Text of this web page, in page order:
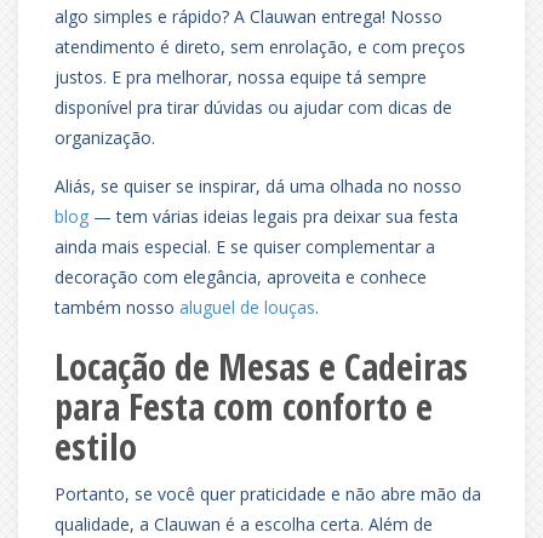
algo simples e rápido? A Clauwan entrega! Nosso
atendimento é direto, sem enrolação, e com preços
justos. E pra melhorar, nossa equipe tá sempre
disponível pra tirar dúvidas ou ajudar com dicas de
organização.
Aliás, se quiser se inspirar, dá uma olhada no nosso
blog — tem várias ideias legais pra deixar sua festa
ainda mais especial. E se quiser complementar a
decoração com elegância, aproveita e conhece
também nosso aluguel de louças.
Locação de Mesas e Cadeiras
para Festa com conforto e
estilo
Portanto, se você quer praticidade e não abre mão da
qualidade, a Clauwan é a escolha certa. Além de